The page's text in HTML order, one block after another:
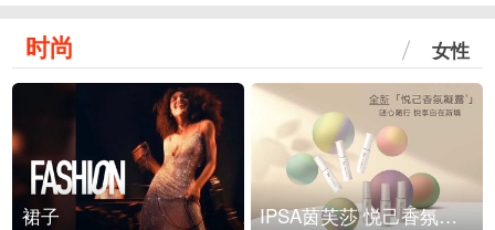
时尚 女性
裙子 IPSA茵芙莎 悦己香氛凝露上市